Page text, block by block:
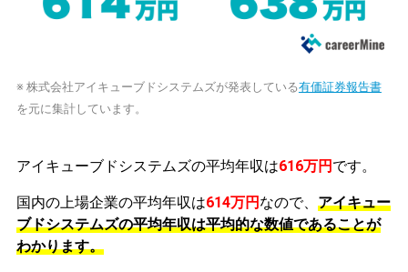
※ 株式会社アイキューブドシステムズが発表している有価証券報告書
を元に集計しています。
アイキューブドシステムズの平均年収は616万円 です。
国内の上場企業の平均年収は614万円 なので、 アイキュー
ブドシステムズの平均年収は平均的な数値であることが
わかります。